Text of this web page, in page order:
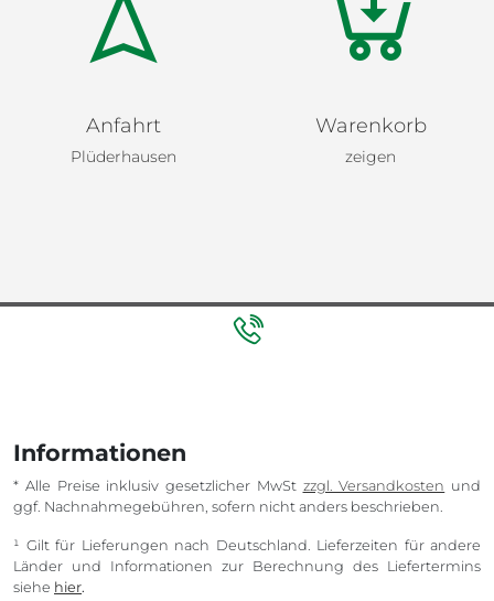
Anfahrt
Plüderhausen
Warenkorb
zeigen
Informationen
* Alle Preise inklusiv gesetzlicher MwSt zzgl. Versandkosten und
ggf. Nachnahmegebühren, sofern nicht anders beschrieben.
¹ Gilt für Lieferungen nach Deutschland. Lieferzeiten für andere
Länder und Informationen zur Berechnung des Liefertermins
siehe hier.